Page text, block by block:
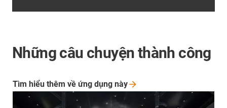
Những câu chuyện thành công
Tìm hiểu thêm về ứng dụng này